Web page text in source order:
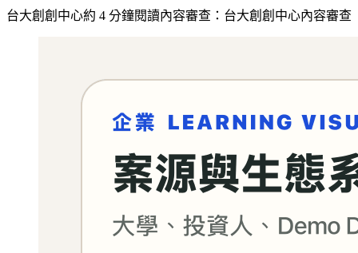
台大創創中心約 4 分鐘閱讀內容審查： 台大創創中心內容審查